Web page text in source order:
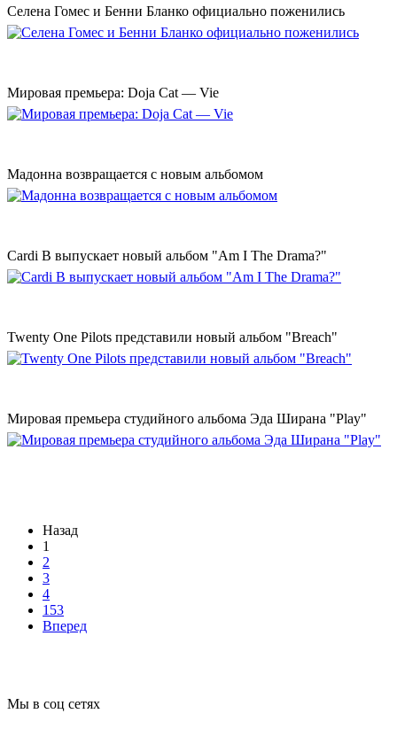
Селена Гомес и Бенни Бланко официально поженились
Мировая премьера: Doja Cat — Vie
Мадонна возвращается с новым альбомом
Cardi B выпускает новый альбом "Am I The Drama?"
Twenty One Pilots представили новый альбом "Breach"
Мировая премьера студийного альбома Эда Ширана "Play"
Назад
1
2
3
4
153
Вперед
Мы в соц сетях